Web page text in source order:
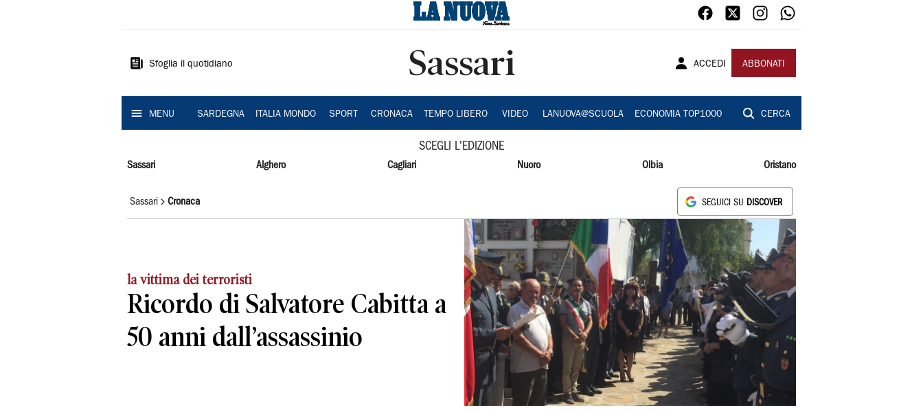
Sardegna
Sfoglia il quotidiano Sassari ACCEDI ABBONATI
MENU SARDEGNA ITALIA MONDO SPORT CRONACA TEMPO LIBERO VIDEO LANUOVA@SCUOLA ECONOMIA TOP1000 CERCA
SCEGLI L'EDIZIONE
Sassari Alghero Cagliari Nuoro Olbia Oristano
Sassari Cronaca SEGUICI SU DISCOVER
la vittima dei terroristi
Ricordo di Salvatore Cabitta a
50 anni dall’assassinio